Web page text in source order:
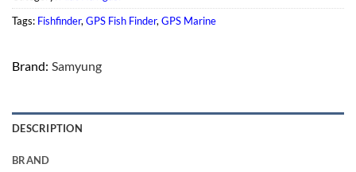
Tags: Fishfinder, GPS Fish Finder, GPS Marine
Brand: Samyung
DESCRIPTION
BRAND